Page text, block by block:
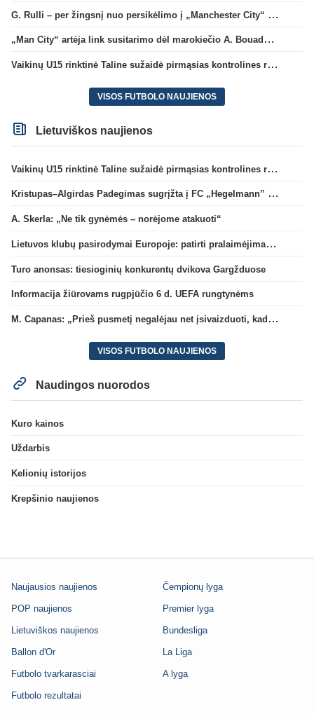
G. Rulli – per žingsnį nuo persikėlimo į „Manchester City“ klubą
„Man City“ artėja link susitarimo dėl marokiečio A. Bouaddi persikėlimo
Vaikinų U15 rinktinė Taline sužaidė pirmąsias kontrolines rungtynes
VISOS FUTBOLO NAUJIENOS
Lietuviškos naujienos
Vaikinų U15 rinktinė Taline sužaidė pirmąsias kontrolines rungtynes
Kristupas–Algirdas Padegimas sugrįžta į FC „Hegelmann” B sudėtį
A. Skerla: „Ne tik gynėmės – norėjome atakuoti“
Lietuvos klubų pasirodymai Europoje: patirti pralaimėjimai Kroatijos atstovams
Turo anonsas: tiesioginių konkurentų dvikova Gargžduose
Informacija žiūrovams rugpjūčio 6 d. UEFA rungtynėms
M. Capanas: „Prieš pusmetį negalėjau net įsivaizduoti, kad žaisime prieš „Hajduk“
VISOS FUTBOLO NAUJIENOS
Naudingos nuorodos
Kuro kainos
Uždarbis
Kelionių istorijos
Krepšinio naujienos
Naujausios naujienos
POP naujienos
Lietuviškos naujienos
Ballon d'Or
Futbolo tvarkarasciai
Futbolo rezultatai
Čempionų lyga
Premier lyga
Bundesliga
La Liga
A lyga